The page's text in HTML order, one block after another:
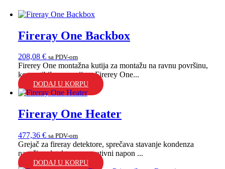
Fireray One Backbox
208,08 € sa PDV-om
Firerey One montažna kutija za montažu na ravnu površinu,
kompatibilna sa serijom Firerey One...
DODAJ U KORPU
Fireray One Heater
477,36 € sa PDV-om
Grejač za fireray detektore, sprečava stavanje kondenza
nasočivu detektoru, operativni napon ...
DODAJ U KORPU